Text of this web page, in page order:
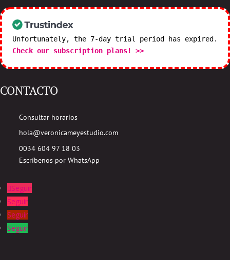
Unfortunately, the 7-day trial period has expired.
Check our subscription plans! >>
CONTACTO
Consultar horarios
hola@veronicameyestudio.com
0034 604 97 18 03
Escríbenos por WhatsApp
Seguir
Seguir
Seguir
Seguir